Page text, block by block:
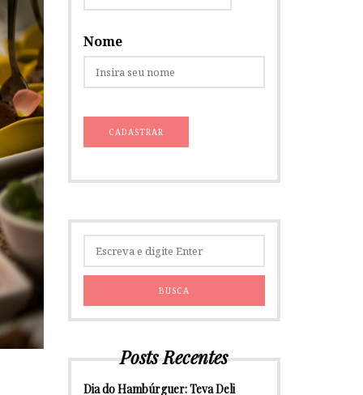
Nome
Posts Recentes
Dia do Hambúrguer: Teva Deli